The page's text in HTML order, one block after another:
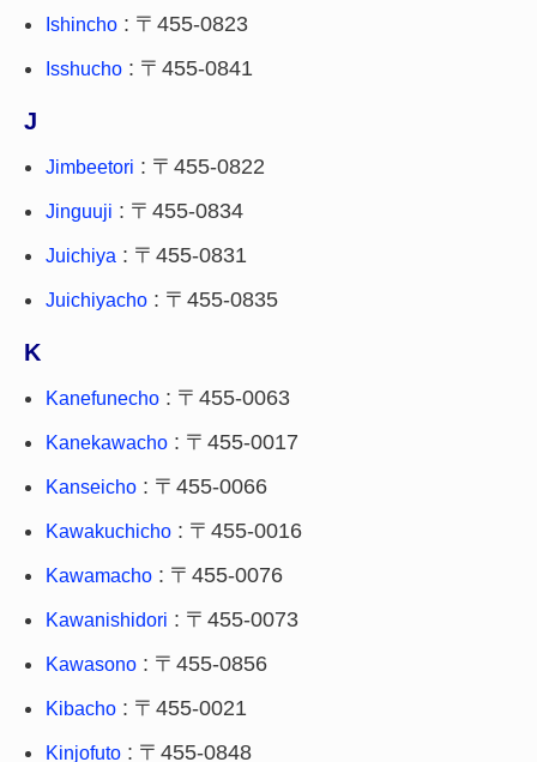
Ishincho : 〒455-0823
Isshucho : 〒455-0841
J
Jimbeetori : 〒455-0822
Jinguuji : 〒455-0834
Juichiya : 〒455-0831
Juichiyacho : 〒455-0835
K
Kanefunecho : 〒455-0063
Kanekawacho : 〒455-0017
Kanseicho : 〒455-0066
Kawakuchicho : 〒455-0016
Kawamacho : 〒455-0076
Kawanishidori : 〒455-0073
Kawasono : 〒455-0856
Kibacho : 〒455-0021
Kinjofuto : 〒455-0848